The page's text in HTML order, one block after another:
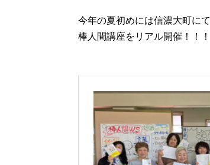
今年の夏初めには信濃大町にて
棒人間講座をリアル開催！！！